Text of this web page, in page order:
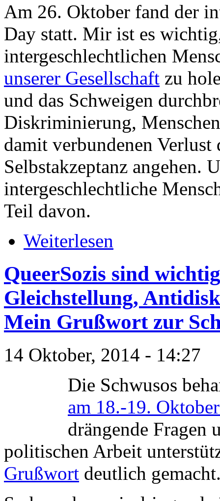
Am 26. Oktober fand der
Day statt. Mir ist es
intergeschlechtlichen
unserer Gesellschaft zu
und das Schweigen
Diskriminierung,
damit verbundenen
Selbstakzeptanz angehen.
intergeschlechtliche
Teil davon.
Weiterlesen
QueerSozis sind
Gleichstellung,
Mein Grußwort zur
14 Oktober, 2014 - 14:27
Die Schwusos
am 18.-19.
drängende Fragen
politischen Arbeit
Grußwort deutlich